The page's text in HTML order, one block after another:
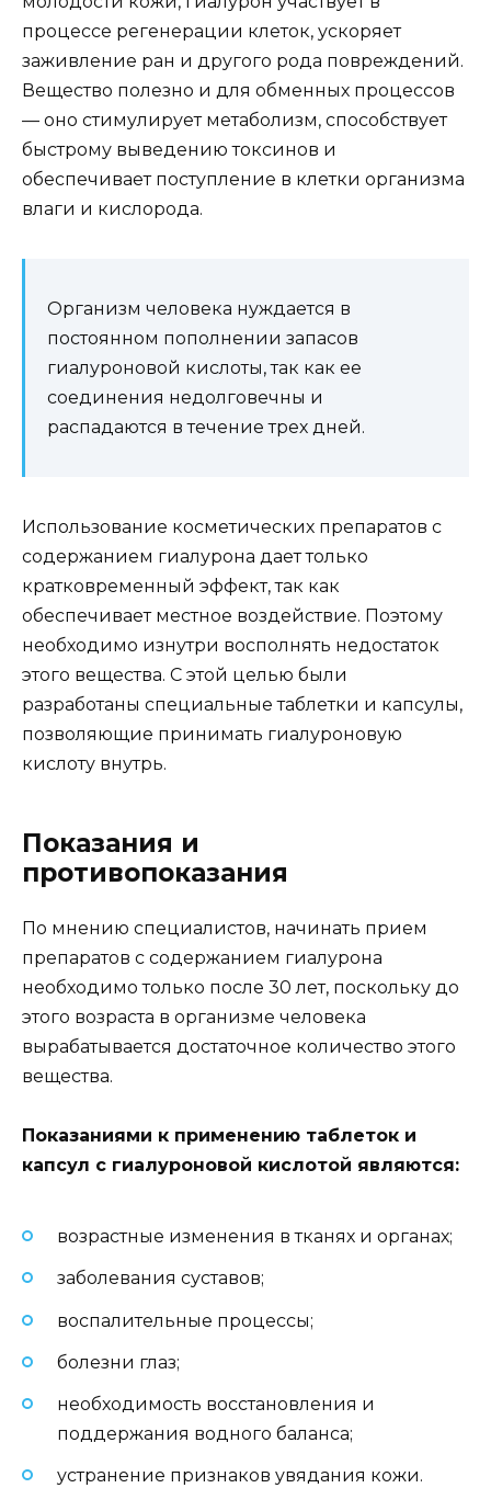
процессе регенерации клеток, ускоряет
заживление ран и другого рода повреждений.
Вещество полезно и для обменных процессов
— оно стимулирует метаболизм, способствует
быстрому выведению токсинов и
обеспечивает поступление в клетки организма
влаги и кислорода.
Организм человека нуждается в
постоянном пополнении запасов
гиалуроновой кислоты, так как ее
соединения недолговечны и
распадаются в течение трех дней.
Использование косметических препаратов с
содержанием гиалурона дает только
кратковременный эффект, так как
обеспечивает местное воздействие. Поэтому
необходимо изнутри восполнять недостаток
этого вещества. С этой целью были
разработаны специальные таблетки и капсулы,
позволяющие принимать гиалуроновую
кислоту внутрь.
Показания и
противопоказания
По мнению специалистов, начинать прием
препаратов с содержанием гиалурона
необходимо только после 30 лет, поскольку до
этого возраста в организме человека
вырабатывается достаточное количество этого
вещества.
Показаниями к применению таблеток и
капсул с гиалуроновой кислотой являются:
возрастные изменения в тканях и органах;
заболевания суставов;
воспалительные процессы;
болезни глаз;
необходимость восстановления и
поддержания водного баланса;
устранение признаков увядания кожи.